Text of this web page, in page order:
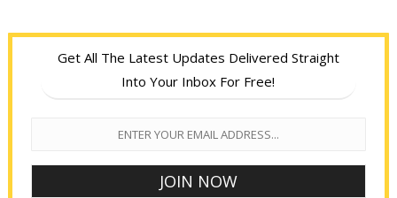
Get All The Latest Updates Delivered Straight
Into Your Inbox For Free!